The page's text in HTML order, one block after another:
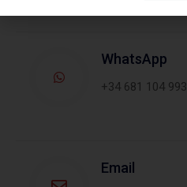
WhatsApp
+34 681 104 993
Email